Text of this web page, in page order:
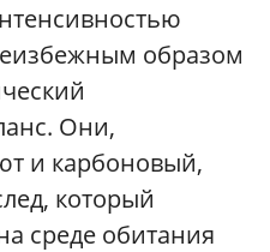
образом
Они,
и карбоновый,
который
среде обитания